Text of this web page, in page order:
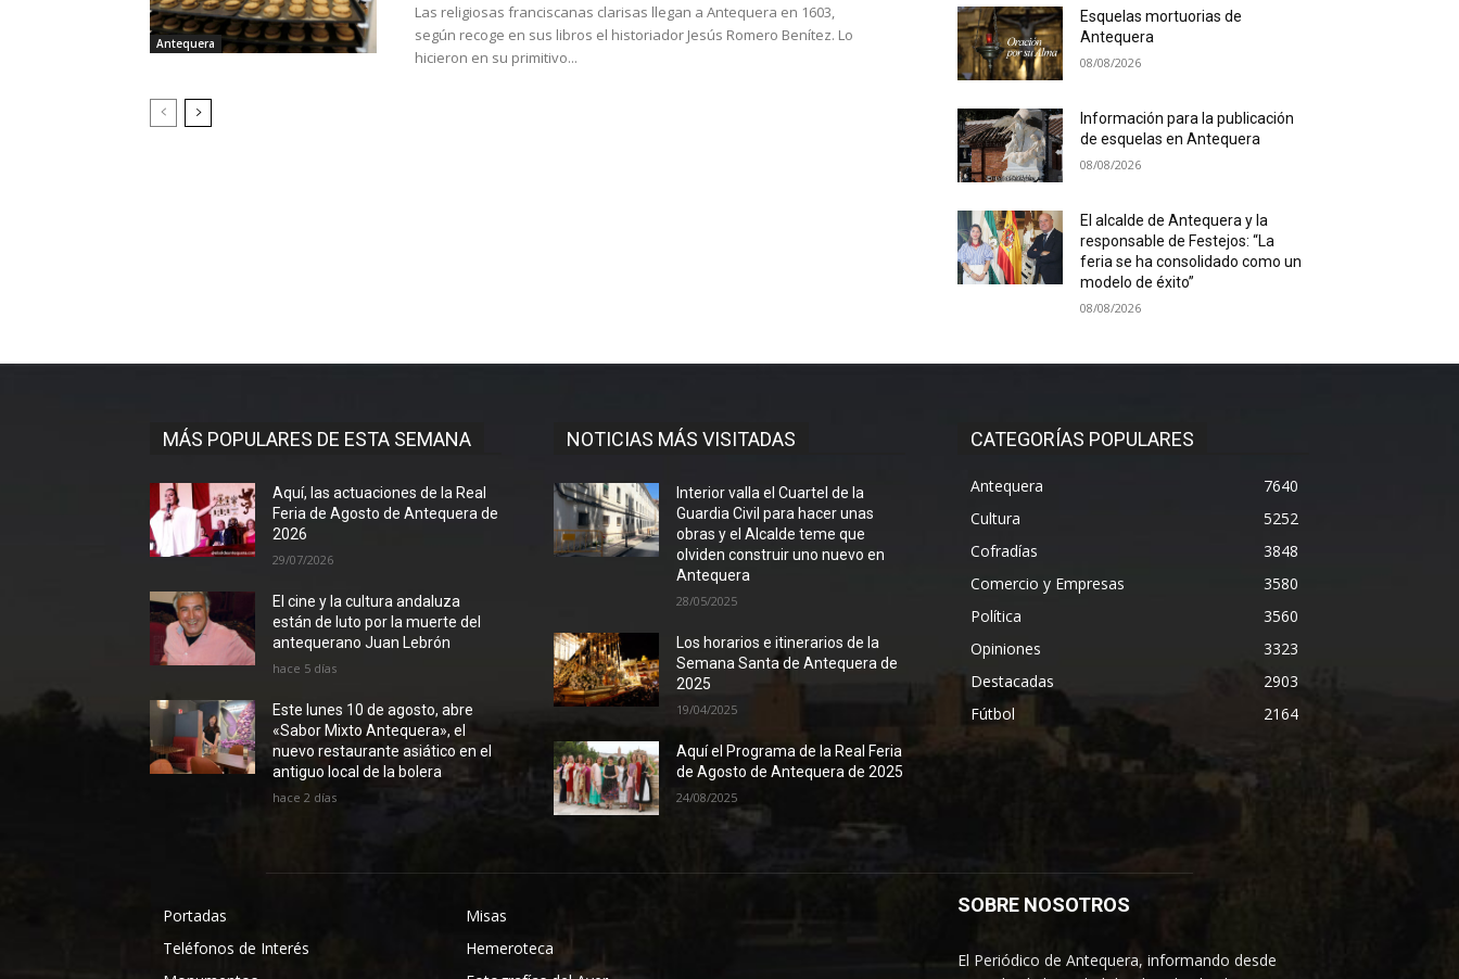
Antequera
Las religiosas franciscanas clarisas llegan a Antequera en 1603,
según recoge en sus libros el historiador Jesús Romero Benítez. Lo
hicieron en su primitivo...
Esquelas mortuorias de
Antequera
08/08/2026
Información para la publicación
de esquelas en Antequera
08/08/2026
El alcalde de Antequera y la
responsable de Festejos: “La
feria se ha consolidado como un
modelo de éxito”
08/08/2026
MÁS POPULARES DE ESTA SEMANA
Aquí, las actuaciones de la Real
Feria de Agosto de Antequera de
2026
29/07/2026
El cine y la cultura andaluza
están de luto por la muerte del
antequerano Juan Lebrón
hace 5 días
Este lunes 10 de agosto, abre
«Sabor Mixto Antequera», el
nuevo restaurante asiático en el
antiguo local de la bolera
hace 2 días
NOTICIAS MÁS VISITADAS
Interior valla el Cuartel de la
Guardia Civil para hacer unas
obras y el Alcalde teme que
olviden construir uno nuevo en
Antequera
28/05/2025
Los horarios e itinerarios de la
Semana Santa de Antequera de
2025
19/04/2025
Aquí el Programa de la Real Feria
de Agosto de Antequera de 2025
24/08/2025
CATEGORÍAS POPULARES
Antequera
7640
Cultura
5252
Cofradías
3848
Comercio y Empresas
3580
Política
3560
Opiniones
3323
Destacadas
2903
Fútbol
2164
Portadas
Teléfonos de Interés
Misas
Hemeroteca
SOBRE NOSOTROS
El Periódico de Antequera, informando desde